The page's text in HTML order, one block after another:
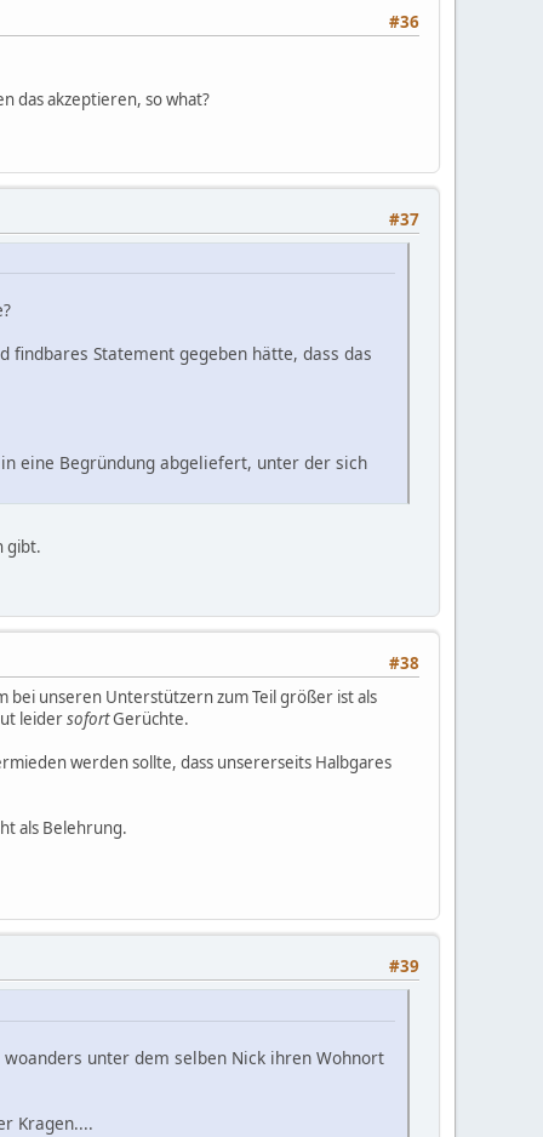
#36
das akzeptieren, so what?
#37
Statement gegeben hätte, dass das
eine Begründung abgeliefert, unter der sich
gibt.
#38
bei unseren Unterstützern zum Teil größer ist als
leidersofortGerüchte.
werden sollte, dass unsererseits Halbgares
als Belehrung.
#39
unter dem selben Nick ihren Wohnort
Kragen....